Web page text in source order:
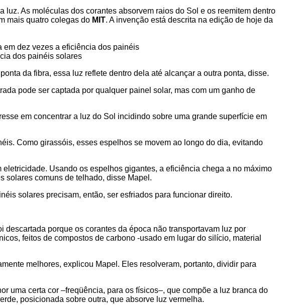
As moléculas dos corantes absorvem raios do Sol e os reemitem dentro
mais quatro colegas do MIT. A invenção está descrita na edição de hoje da
em dez vezes a eficiência dos painéis
dos painéis solares
da fibra, essa luz reflete dentro dela até alcançar a outra ponta, disse.
pode ser captada por qualquer painel solar, mas com um ganho de
em concentrar a luz do Sol incidindo sobre uma grande superfície em
Como girassóis, esses espelhos se movem ao longo do dia, evitando
Usando os espelhos gigantes, a eficiência chega a no máximo
solares comuns de telhado, disse Mapel.
solares precisam, então, ser esfriados para funcionar direito.
porque os corantes da época não transportavam luz por
feitos de compostos de carbono -usado em lugar do silício, material
melhores, explicou Mapel. Eles resolveram, portanto, dividir para
uma certa cor –freqüência, para os físicos–, que compõe a luz branca do
posicionada sobre outra, que absorve luz vermelha.